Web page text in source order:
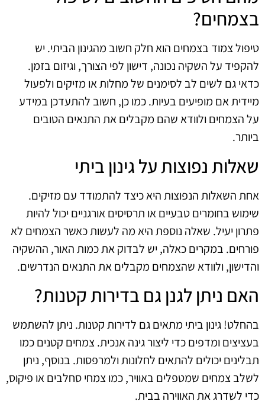
בצמחים?
טיפול צמוד בצמחים הוא חלק חשוב מהגינון הביתי. יש
להקפיד על השקיה נכונה, דישון לפי הצורך, וגיזום בזמן.
כדאי גם לשים לב לסימנים של מחלות או מזיקים ולפעול
מיידית אם מופיעים בעיות. כמו כן, חשוב להתעדכן במידע
על הצמחים ולוודא שהם מקבלים את התנאים הטובים
ביותר.
שאלות נפוצות על גינון ביתי
אחת השאלות הנפוצות היא כיצד להתמודד עם מזיקים.
שימוש בחומרים טבעיים או תרסיסים אורגניים יכול להיות
פתרון יעיל. שאלה נוספת היא מה לעשות כאשר הצמחים לא
פורחים. במקרים כאלה, יש לבדוק את כמות האור, ההשקיה
והדישון, ולוודא שהצמחים מקבלים את התנאים הנדרשים.
האם ניתן לגנן גם בדירות קטנות?
בהחלט! גינון ביתי מתאים גם לדירות קטנות. ניתן להשתמש
בעציצים ומדפים כדי ליצור גינה אנכית. צמחים קטנים כמו
תבלינים יכולים להתאים לחלונות ולמרפסות. בנוסף, ניתן
לשלב צמחים שמטפלים באוויר, כמו צמחי סחלבים או פיקוס,
כדי לשדרג את האווירה בבית.